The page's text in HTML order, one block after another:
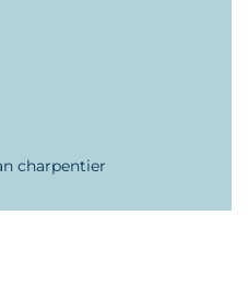
charpentier